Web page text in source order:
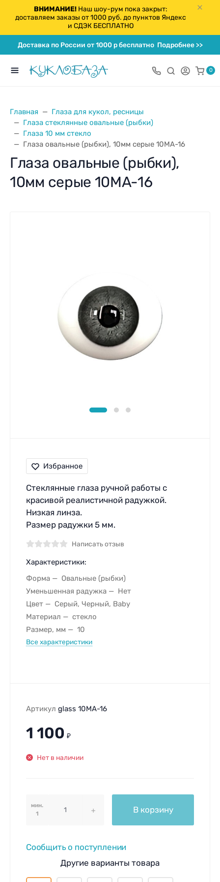
ВНИМАНИЕ!Наш шоу-рум пока закрыт:
доставляем заказы от 1000 руб. до пунктов Яндекс
и СДЭК БЕСПЛАТНО
Доставка по России от 1000 р бесплатноПодробнее >>
0
Главная
Глаза для кукол, ресницы
Глаза стеклянные овальные (рыбки)
Глаза 10 мм стекло
Глаза овальные (рыбки), 10мм серые 10MA-16
Глаза овальные (рыбки),
10мм серые 10MA-16
Избранное
Стеклянные глаза ручной работы с
красивой реалистичной радужкой.
Низкая линза.
Размер радужки 5 мм.
Написать отзыв
Характеристики:
Форма
Овальные (рыбки)
Уменьшенная радужка
Нет
Цвет
Серый, Черный, Baby
Материал
стекло
Размер, мм
10
Все характеристики
Артикул glass 10MA-16
1 100 ₽
Нет в наличии
мин.
1
В корзину
Сообщить о поступлении
Другие варианты товара